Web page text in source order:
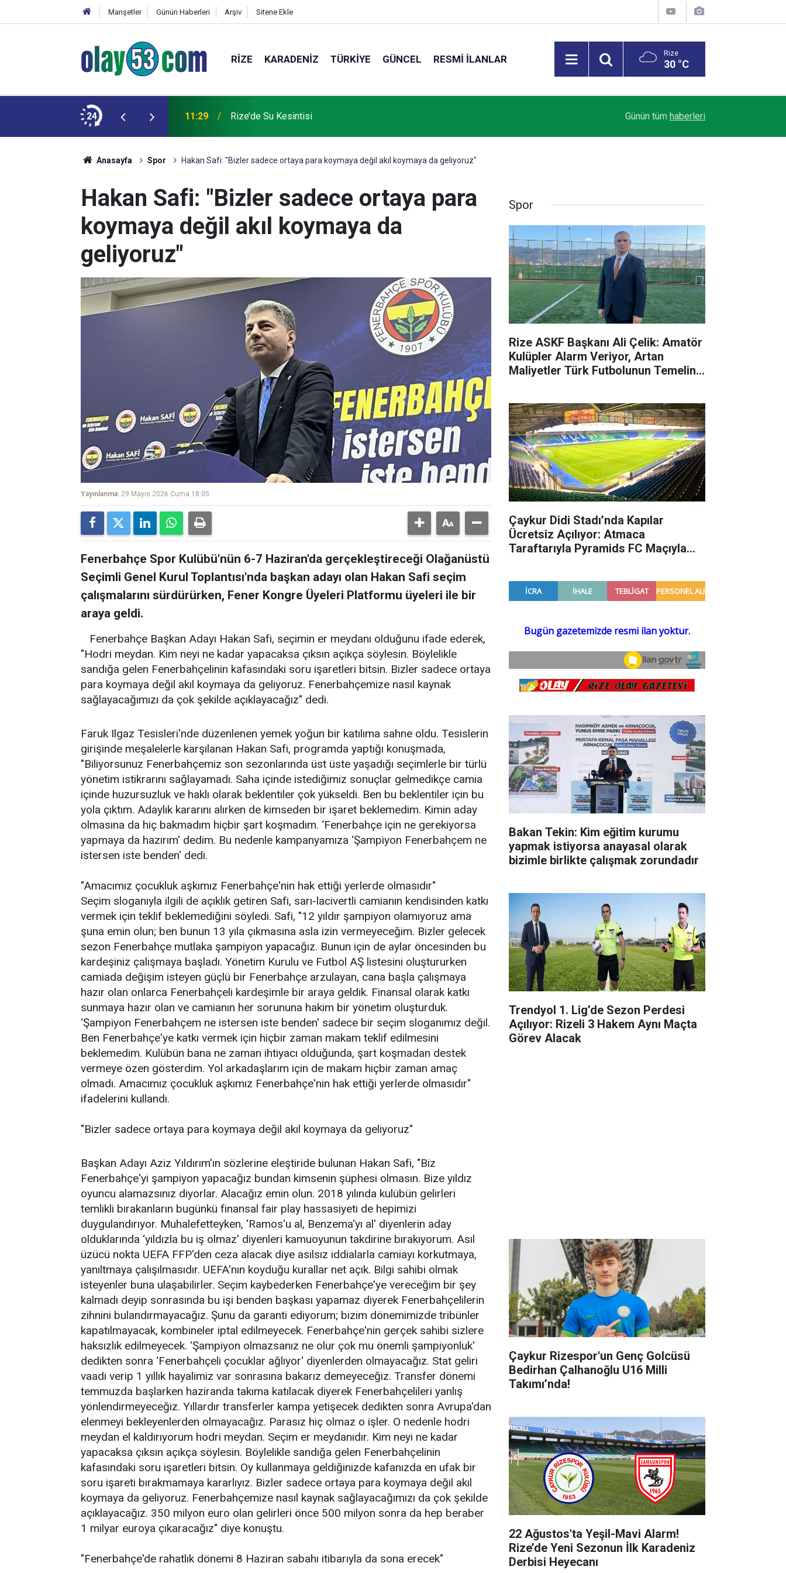
Manşetler Günün Haberleri Arşiv Sitene Ekle
RIZE KARADENIZ TÜRKIYE GÜNCEL RESMI İLANLAR Rize
30 °C
24
Su Verilemeyecek 11:29 Rize’de Su Kesintisi
Türk Futbolunun Temeline Darbe Vuruyor
Günün tüm haberleri
Anasayfa Spor Hakan Safi: "Bizler sadece ortaya para koymaya değil akıl koymaya da geliyoruz"
Hakan Safi: "Bizler sadece ortaya para
koymaya değil akıl koymaya da
geliyoruz"
Yayınlanma: 29 Mayıs 2026 Cuma 18:05
Fenerbahçe Spor Kulübü'nün 6-7 Haziran'da gerçekleştireceği Olağanüstü
Seçimli Genel Kurul Toplantısı'nda başkan adayı olan Hakan Safi seçim
çalışmalarını sürdürürken, Fener Kongre Üyeleri Platformu üyeleri ile bir
araya geldi.
Fenerbahçe Başkan Adayı Hakan Safi, seçimin er meydanı olduğunu ifade ederek,
"Hodri meydan. Kim neyi ne kadar yapacaksa çıksın açıkça söylesin. Böylelikle
sandığa gelen Fenerbahçelinin kafasındaki soru işaretleri bitsin. Bizler sadece ortaya
para koymaya değil akıl koymaya da geliyoruz. Fenerbahçemize nasıl kaynak
sağlayacağımızı da çok şekilde açıklayacağız" dedi.
Faruk Ilgaz Tesisleri'nde düzenlenen yemek yoğun bir katılıma sahne oldu. Tesislerin
girişinde meşalelerle karşılanan Hakan Safi, programda yaptığı konuşmada,
"Biliyorsunuz Fenerbahçemiz son sezonlarında üst üste yaşadığı seçimlerle bir türlü
yönetim istikrarını sağlayamadı. Saha içinde istediğimiz sonuçlar gelmedikçe camia
içinde huzursuzluk ve haklı olarak beklentiler çok yükseldi. Ben bu beklentiler için bu
yola çıktım. Adaylık kararını alırken de kimseden bir işaret beklemedim. Kimin aday
olmasına da hiç bakmadım hiçbir şart koşmadım. ‘Fenerbahçe için ne gerekiyorsa
yapmaya da hazırım' dedim. Bu nedenle kampanyamıza ‘Şampiyon Fenerbahçem ne
istersen iste benden' dedi.
"Amacımız çocukluk aşkımız Fenerbahçe'nin hak ettiği yerlerde olmasıdır"
Seçim sloganıyla ilgili de açıklık getiren Safi, sarı-lacivertli camianın kendisinden katkı
vermek için teklif beklemediğini söyledi. Safi, "12 yıldır şampiyon olamıyoruz ama
şuna emin olun; ben bunun 13 yıla çıkmasına asla izin vermeyeceğim. Bizler gelecek
sezon Fenerbahçe mutlaka şampiyon yapacağız. Bunun için de aylar öncesinden bu
kardeşiniz çalışmaya başladı. Yönetim Kurulu ve Futbol AŞ listesini oluştururken
camiada değişim isteyen güçlü bir Fenerbahçe arzulayan, cana başla çalışmaya
hazır olan onlarca Fenerbahçeli kardeşimle bir araya geldik. Finansal olarak katkı
sunmaya hazır olan ve camianın her sorununa hakim bir yönetim oluşturduk.
‘Şampiyon Fenerbahçem ne istersen iste benden' sadece bir seçim sloganımız değil.
Ben Fenerbahçe'ye katkı vermek için hiçbir zaman makam teklif edilmesini
beklemedim. Kulübün bana ne zaman ihtiyacı olduğunda, şart koşmadan destek
vermeye özen gösterdim. Yol arkadaşlarım için de makam hiçbir zaman amaç
olmadı. Amacımız çocukluk aşkımız Fenerbahçe'nin hak ettiği yerlerde olmasıdır"
ifadelerini kullandı.
"Bizler sadece ortaya para koymaya değil akıl koymaya da geliyoruz"
Başkan Adayı Aziz Yıldırım'ın sözlerine eleştiride bulunan Hakan Safi, "Biz
Fenerbahçe'yi şampiyon yapacağız bundan kimsenin şüphesi olmasın. Bize yıldız
oyuncu alamazsınız diyorlar. Alacağız emin olun. 2018 yılında kulübün gelirleri
temlikli bırakanların bugünkü finansal fair play hassasiyeti de hepimizi
duygulandırıyor. Muhalefetteyken, 'Ramos'u al, Benzema'yı al' diyenlerin aday
olduklarında ‘yıldızla bu iş olmaz' diyenleri kamuoyunun takdirine bırakıyorum. Asıl
üzücü nokta UEFA FFP'den ceza alacak diye asılsız iddialarla camiayı korkutmaya,
yanıltmaya çalışılmasıdır. UEFA'nın koyduğu kurallar net açık. Bilgi sahibi olmak
isteyenler buna ulaşabilirler. Seçim kaybederken Fenerbahçe'ye vereceğim bir şey
kalmadı deyip sonrasında bu işi benden başkası yapamaz diyerek Fenerbahçelilerin
zihnini bulandırmayacağız. Şunu da garanti ediyorum; bizim dönemimizde tribünler
kapatılmayacak, kombineler iptal edilmeyecek. Fenerbahçe'nin gerçek sahibi sizlere
haksızlık edilmeyecek. ‘Şampiyon olmazsanız ne olur çok mu önemli şampiyonluk'
dedikten sonra ‘Fenerbahçeli çocuklar ağlıyor' diyenlerden olmayacağız. Stat geliri
vaadi verip 1 yıllık hayalimiz var sonrasına bakarız demeyeceğiz. Transfer dönemi
temmuzda başlarken haziranda takıma katılacak diyerek Fenerbahçelileri yanlış
yönlendirmeyeceğiz. Yıllardır transferler kampa yetişecek dedikten sonra Avrupa'dan
elenmeyi bekleyenlerden olmayacağız. Parasız hiç olmaz o işler. O nedenle hodri
meydan el kaldırıyorum hodri meydan. Seçim er meydanıdır. Kim neyi ne kadar
yapacaksa çıksın açıkça söylesin. Böylelikle sandığa gelen Fenerbahçelinin
kafasındaki soru işaretleri bitsin. Oy kullanmaya geldiğinizde kafanızda en ufak bir
soru işareti bırakmamaya kararlıyız. Bizler sadece ortaya para koymaya değil akıl
koymaya da geliyoruz. Fenerbahçemize nasıl kaynak sağlayacağımızı da çok şekilde
açıklayacağız. 350 milyon euro olan gelirleri önce 500 milyon sonra da hep beraber
1 milyar euroya çıkaracağız" diye konuştu.
"Fenerbahçe'de rahatlık dönemi 8 Haziran sabahı itibarıyla da sona erecek"
Spor
Rize ASKF Başkanı Ali Çelik: Amatör
Kulüpler Alarm Veriyor, Artan
Maliyetler Türk Futbolunun Temeline
Çaykur Didi Stadı’nda Kapılar
Ücretsiz Açılıyor: Atmaca
Taraftarıyla Pyramids FC Maçıyla
Bakan Tekin: Kim eğitim kurumu
yapmak istiyorsa anayasal olarak
bizimle birlikte çalışmak zorundadır
Trendyol 1. Lig’de Sezon Perdesi
Açılıyor: Rizeli 3 Hakem Aynı Maçta
Görev Alacak
Çaykur Rizespor'un Genç Golcüsü
Bedirhan Çalhanoğlu U16 Milli
Takımı’nda!
22 Ağustos'ta Yeşil-Mavi Alarm!
Rize’de Yeni Sezonun İlk Karadeniz
Derbisi Heyecanı